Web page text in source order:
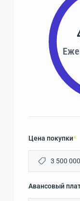
Цена покупки*
Авансовый